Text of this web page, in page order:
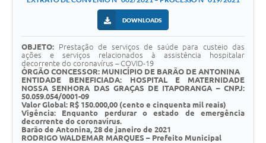
DOWNLOADS
OBJETO:
Prestação de serviços de saúde para custeio das
ações e serviços relacionados à assistência hospitalar
decorrente do coronavírus – COVID-19
ÓRGÃO CONCESSOR: MUNICÍPIO DE BARÃO DE ANTONINA
ENTIDADE BENEFICIADA: HOSPITAL E MATERNIDADE
NOSSA SENHORA DAS GRAÇAS DE ITAPORANGA – CNPJ:
50.059.054/0001-09
Valor Global: R$ 150.000,00 (cento e cinquenta mil reais)
Vigência: Enquanto perdurar o estado de emergência
decorrente do coronavírus.
Barão de Antonina, 28 de janeiro de 2021
RODRIGO WALDEMAR MARQUES – Prefeito Municipal